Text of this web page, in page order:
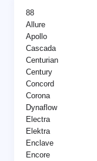
88
Allure
Apollo
Cascada
Centurian
Century
Concord
Corona
Dynaflow
Electra
Elektra
Enclave
Encore